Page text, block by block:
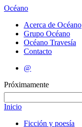
Océano
Acerca de Océano
Grupo Océano
Océano Travesía
Contacto
@
Próximamente
Inicio
Ficción y poesía